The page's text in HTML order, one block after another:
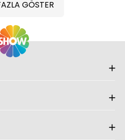
GÖSTER